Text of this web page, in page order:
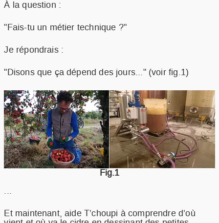
RECETTES
FAQ
À la question :
"Fais-tu un métier technique ?"
Je répondrais :
"Disons que ça dépend des jours..." (voir fig.1)
Fig.1
...
Et maintenant, aide T’choupi à comprendre d’où